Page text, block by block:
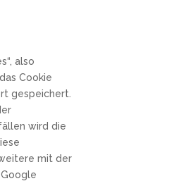
also
Cookie
gespeichert.
wird die
mit der